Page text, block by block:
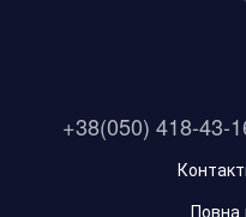
+38(050) 418-43-
Повна